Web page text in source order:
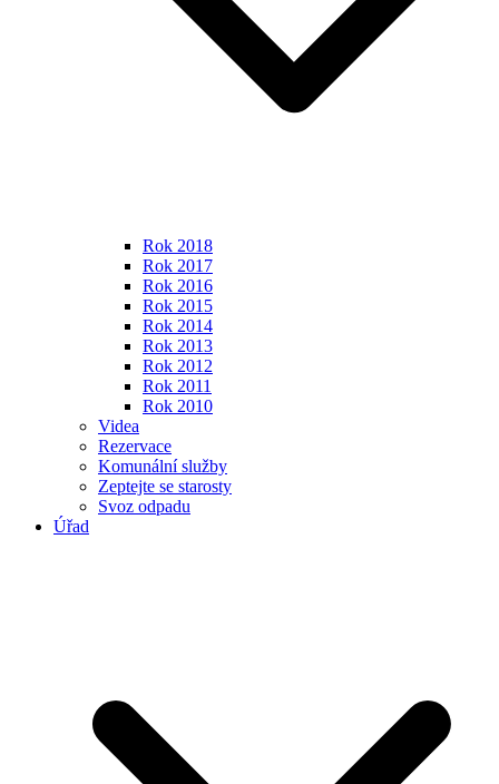
Rok 2018
Rok 2017
Rok 2016
Rok 2015
Rok 2014
Rok 2013
Rok 2012
Rok 2011
Rok 2010
Videa
Rezervace
Komunální služby
Zeptejte se starosty
Svoz odpadu
Úřad